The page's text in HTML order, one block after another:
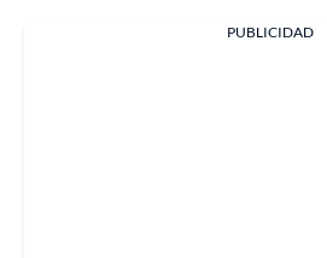
PUBLICIDAD